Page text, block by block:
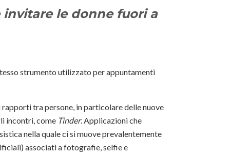
invitare le donne fuori a
strumento utilizzato per appuntamenti
tra persone, in particolare delle nuove
incontri, come Tinder. Applicazioni che
nella quale ci si muove prevalentemente
associati a fotografie, selfie e